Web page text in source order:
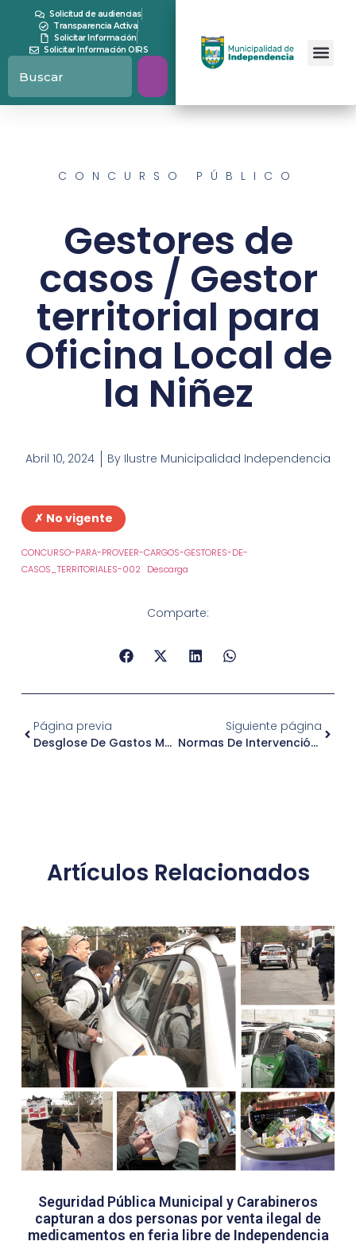
Solicitud de audiencias
Transparencia Activa
Solicitar Información
Solicitar Información OIRS
CONCURSO PÚBLICO
Gestores de
casos / Gestor
territorial para
Oficina Local de
la Niñez
Abril 10, 2024 By Ilustre Municipalidad Independencia
✗ No vigente
CONCURSO-PARA-PROVEER-CARGOS-GESTORES-DE-
CASOS_TERRITORIALES-002
Descarga
Comparte:
Página previa
Desglose De Gastos Mensuales Marzo 2024
Siguiente página
Normas De Intervención Para La Zona Típica Población Los Castaños Y Población Manuel Montt
Artículos Relacionados
Seguridad Pública Municipal y Carabineros
capturan a dos personas por venta ilegal de
medicamentos en feria libre de Independencia